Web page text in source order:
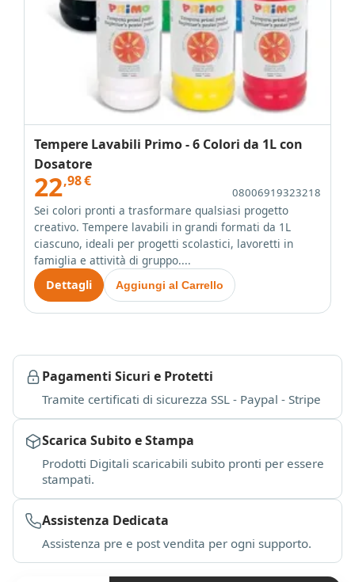
Tempere Lavabili Primo - 6 Colori da 1L con
Dosatore
22,98€
08006919323218
Sei colori pronti a trasformare qualsiasi progetto
creativo. Tempere lavabili in grandi formati da 1L
ciascuno, ideali per progetti scolastici, lavoretti in
famiglia e attività di gruppo....
Dettagli
Aggiungi al Carrello
Pagamenti Sicuri e Protetti
Tramite certificati di sicurezza SSL - Paypal - Stripe
Scarica Subito e Stampa
Prodotti Digitali scaricabili subito pronti per essere
stampati.
Assistenza Dedicata
Assistenza pre e post vendita per ogni supporto.